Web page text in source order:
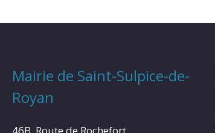
Mairie de Saint-Sulpice-de-
Royan